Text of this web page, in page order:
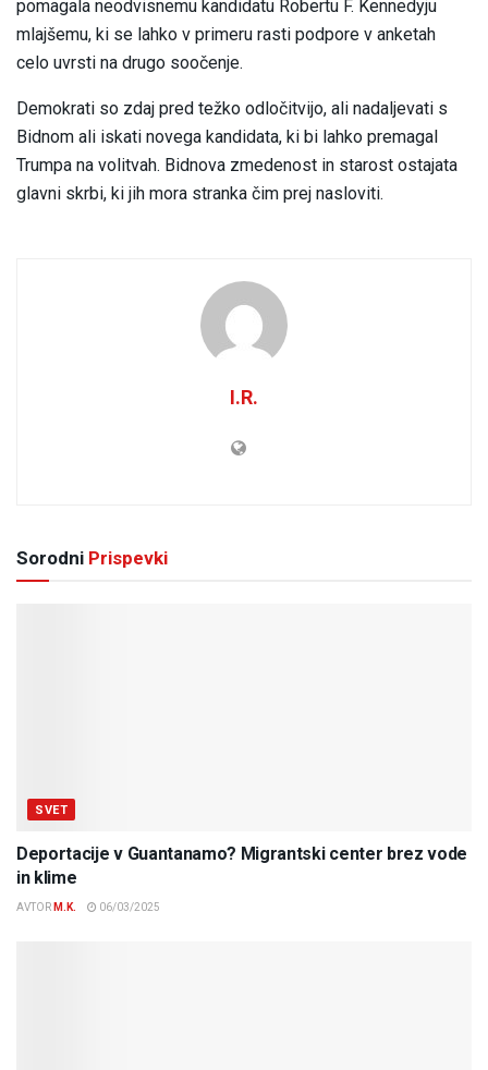
pomagala neodvisnemu kandidatu Robertu F. Kennedyju
mlajšemu, ki se lahko v primeru rasti podpore v anketah
celo uvrsti na drugo soočenje.
Demokrati so zdaj pred težko odločitvijo, ali nadaljevati s
Bidnom ali iskati novega kandidata, ki bi lahko premagal
Trumpa na volitvah. Bidnova zmedenost in starost ostajata
glavni skrbi, ki jih mora stranka čim prej nasloviti.
I.R.
Sorodni Prispevki
SVET
Deportacije v Guantanamo? Migrantski center brez vode
in klime
AVTOR M.K. 06/03/2025